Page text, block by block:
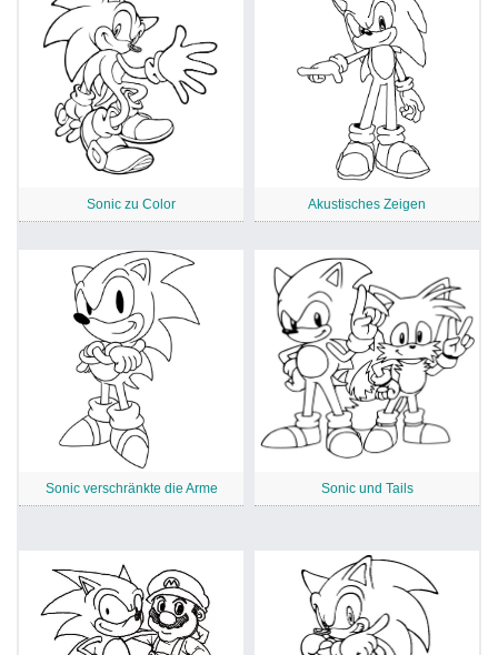
Sonic zu Color Akustisches Zeigen
Sonic verschränkte die Arme Sonic und Tails